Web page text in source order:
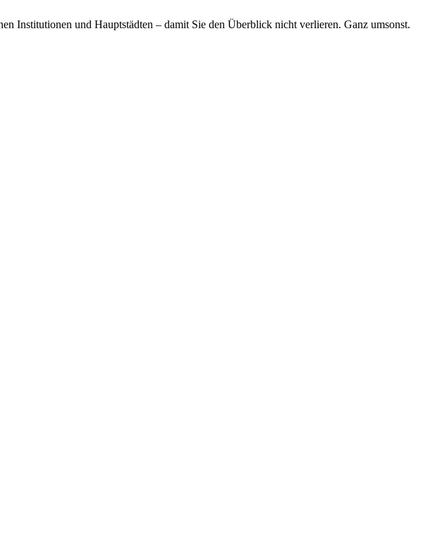
Institutionen und Hauptstädten – damit Sie den Überblick nicht verlieren. Ganz umsonst.